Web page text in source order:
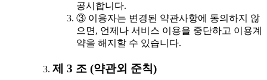
공시합니다.
③ 이용자는 변경된 약관사항에 동의하지 않
으면, 언제나 서비스 이용을 중단하고 이용계
약을 해지할 수 있습니다.
제 3 조 (약관외 준칙)